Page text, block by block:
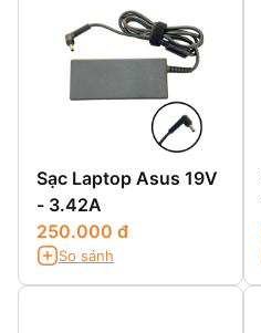
Sạc Laptop Asus 19V
- 3.42A
250.000 đ
So sánh